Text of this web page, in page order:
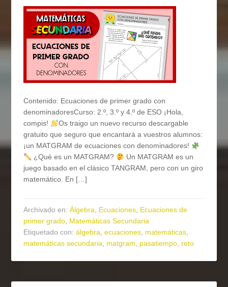
Contenido: Ecuaciones de primer grado con
denominadoresCurso: 2.º, 3.º y 4.º de ESO ¡Hola,
compis!
Os traigo un nuevo recurso descargable
gratuito que seguro que encantará a vuestros alumnos:
¡un MATGRAM de ecuaciones con denominadores!
¿Qué es un MATGRAM?
Un MATGRAM es un
juego basado en el clásico TANGRAM, pero con un giro
matemático. En […]
Archivado en:Álgebra, Ecuaciones, Ecuaciones de
primer grado, Matemáticas Secundaria
Etiquetado con:álgebra,ecuaciones, matemáticas,
matemáticas secundaria, matgram, pasatiempo, reto